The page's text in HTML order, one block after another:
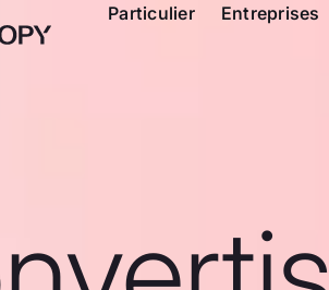
Particulier Entreprises